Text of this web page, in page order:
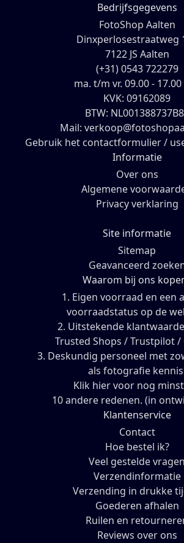
Bedrijfsgegevens
FotoShop Aalten
Dinxperlosestraatweg
7122 JS Aalten
(+31) 0543 722279
ma. t/m vr. 09.00 -
KVK: 09162089
BTW:
Mail:
Gebruik het contactformulier /
Informatie
Over ons
Algemene
Privacy verklaring
Site informatie
Sitemap
Geavanceerd
Waarom bij ons
1. Eigen voorraad en een
voorraadstatus op de
2. Uitstekende
Trusted Shops / Trustpilot /
3. Deskundig personeel met
als fotografie
Klik hier voor nog
10 andere redenen. (in
Klantenservice
Contact
Hoe bestel ik?
Veel gestelde vragen
Verzendinformatie
Verzending in drukke
Goederen afhalen
Ruilen en
Reviews over ons